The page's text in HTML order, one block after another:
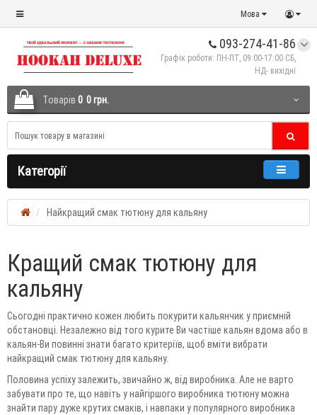
Мова
093-274-41-86
Графік роботи: ПН-ПТ, 09:00-17:00 СБ,
НД- вихідні
Tоварів 0 0 грн.
Категорії
Найкращий смак тютюну для кальяну
Кращий смак тютюну для
кальяну
Сьогодні практично кожен любить покурити кальянчик у приємній
обстановці. Незалежно від того курите Ви частіше кальян вдома або в
кальян-Ви повинні знати багато критеріїв, щоб вміти вибрати
найкращий смак тютюну для кальяну.
Половина успіху залежить, звичайно ж, від виробника. Але не варто
забувати про те, що навіть у найгіршого виробника тютюну можна
знайти пару дуже крутих смаків, і навпаки у популярного виробника